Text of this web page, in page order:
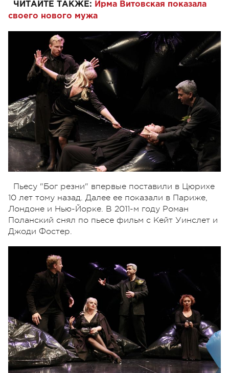
ЧИТАЙТЕ ТАКЖЕ: Ирма Витовская показала
своего нового мужа
Пьесу "Бог резни" впервые поставили в Цюрихе
10 лет тому назад. Далее ее показали в Париже,
Лондоне и Нью-Йорке. В 2011-м году Роман
Поланский снял по пьесе фильм с Кейт Уинслет и
Джоди Фостер.